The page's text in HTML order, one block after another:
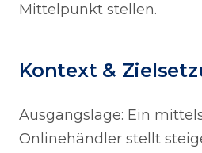
Mittelpunkt stellen.
Kontext &
Ausgangslage: Ein
Onlinehändler stellt